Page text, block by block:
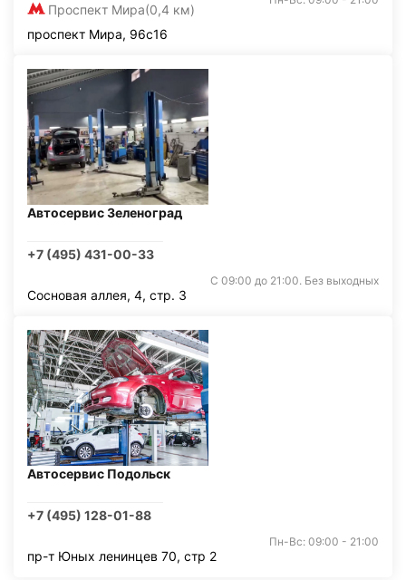
Проспект Мира(0,4 км)
проспект Мира, 96с16
Автосервис Зеленоград
+7 (495) 431-00-33
С 09:00 до 21:00. Без выходных
Сосновая аллея, 4, стр. 3
Автосервис Подольск
+7 (495) 128-01-88
Пн-Вс: 09:00 - 21:00
пр-т Юных ленинцев 70, стр 2